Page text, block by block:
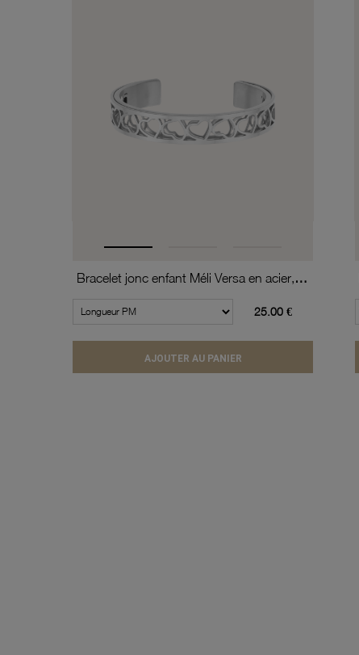
Bracelet jonc enfant Méli Versa en acier, 10mm
25.00 €
AJOUTER AU PANIER